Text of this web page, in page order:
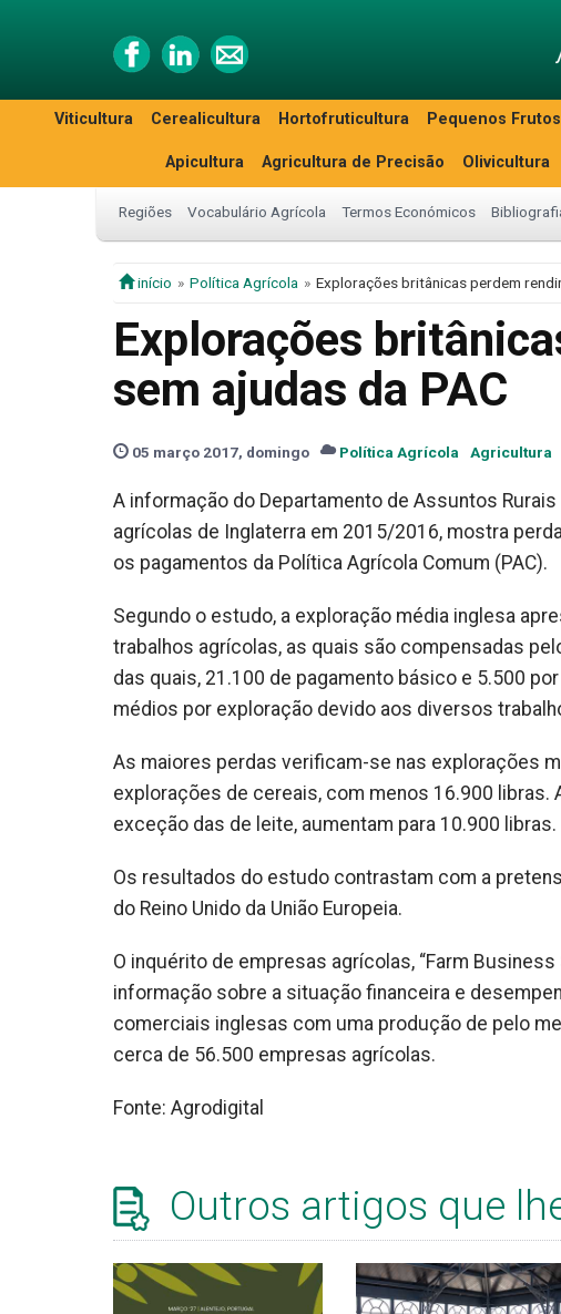
Viticultura Cerealicultura Hortofruticultura Pequenos Frutos
Apicultura Agricultura de Precisão Olivicultura
Regiões Vocabulário Agrícola Termos Económicos
início Política Agrícola Explorações britânicas perdem
Explorações
sem ajudas da PAC
05 março 2017, domingo Política Agrícola Agricultura
A informação do Departamento de Assuntos
agrícolas de Inglaterra em 2015/2016, mostra
os pagamentos da Política Agrícola Comum (PAC).
Segundo o estudo, a exploração média inglesa
trabalhos agrícolas, as quais são compensadas
das quais, 21.100 de pagamento básico e 5.500
médios por exploração devido aos diversos
As maiores perdas verificam-se nas explorações
explorações de cereais, com menos 16.900
exceção das de leite, aumentam para 10.900 libras.
Os resultados do estudo contrastam com a
do Reino Unido da União Europeia.
O inquérito de empresas agrícolas, “Farm
informação sobre a situação financeira e
comerciais inglesas com uma produção de pelo
cerca de 56.500 empresas agrícolas.
Fonte: Agrodigital
Outros artigos que